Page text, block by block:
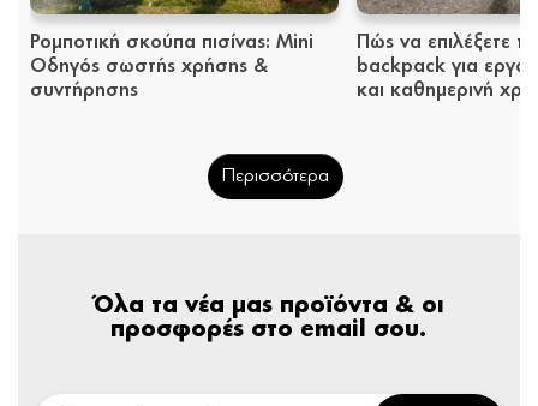
Ρομποτική σκούπα πισίνας: Mini
Οδηγός σωστής χρήσης &
συντήρησης
Πώς να επιλέξετε
backpack για
και καθημερινή
Περισσότερα
Όλα τα νέα μας προϊόντα & οι
προσφορές στο email σου.